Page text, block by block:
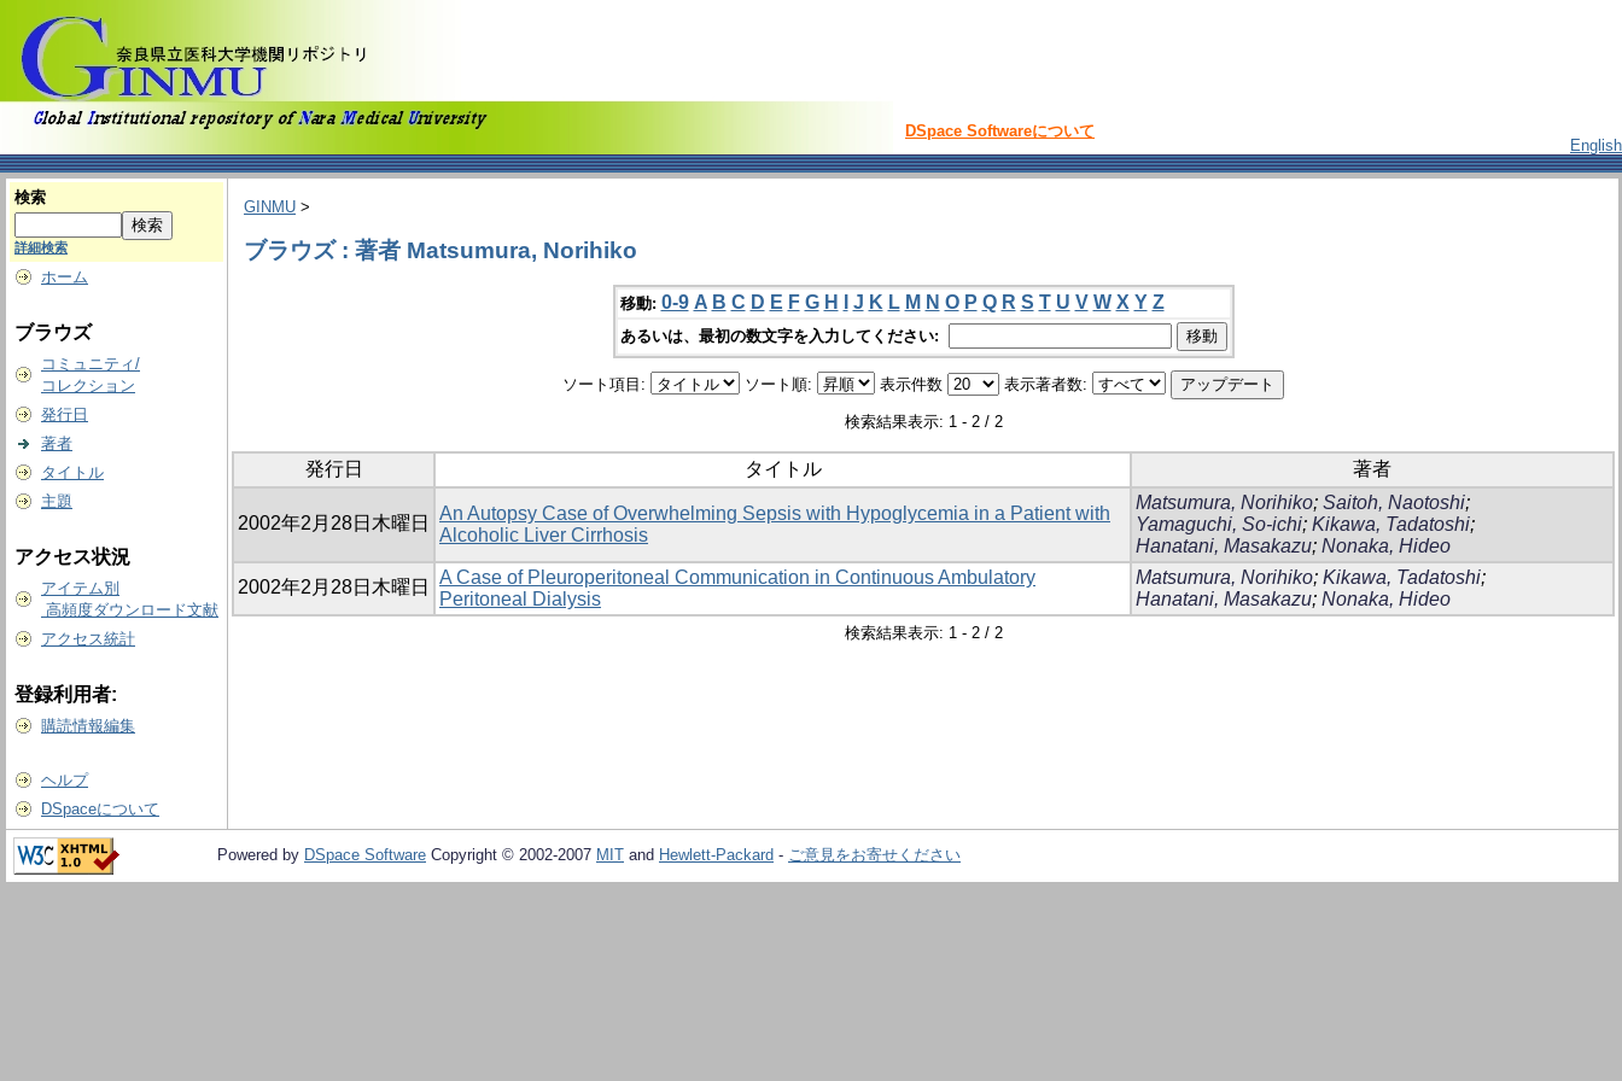
DSpace Softwareについて
English
検索
詳細検索
ホーム
ブラウズ
コミュニティ/
コレクション
発行日
著者
タイトル
主題
アクセス状況
アイテム別
高頻度ダウンロード文献
アクセス統計
登録利用者:
購読情報編集
ヘルプ
DSpaceについて
GINMU >
ブラウズ : 著者 Matsumura, Norihiko
移動: 0-9 A B C D E F G H J K L M N O P Q R S T U V W X Y Z
あるいは、最初の数文字を入力してください:
ソート項目: ソート順: 表示件数 表示著者数:
検索結果表示: 1 - 2 / 2
発行日 タイトル 著者
2002年2月28日木曜日
An Autopsy Case of Overwhelming Sepsis with Hypoglycemia in a Patient with
Alcoholic Liver Cirrhosis
Matsumura, Norihiko; Saitoh, Naotoshi;
Yamaguchi, So-ichi; Kikawa, Tadatoshi;
Hanatani, Masakazu; Nonaka, Hideo
2002年2月28日木曜日
A Case of Pleuroperitoneal Communication in Continuous Ambulatory
Peritoneal Dialysis
Matsumura, Norihiko; Kikawa, Tadatoshi;
Hanatani, Masakazu; Nonaka, Hideo
検索結果表示: 1 - 2 / 2
Powered by DSpace Software Copyright © 2002-2007 MIT and Hewlett-Packard - ご意見をお寄せください